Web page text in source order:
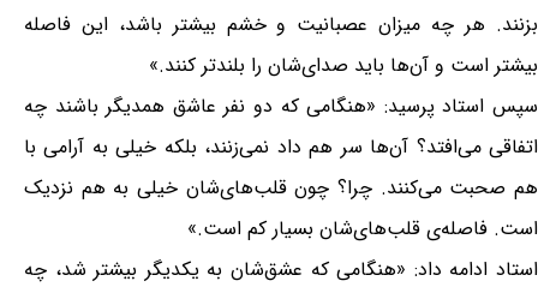
بزنند. هر چه میزان عصبانیت و خشم بیشتر باشد، این فاصله
بیشتر است و آن‌ها باید صدای‌شان را بلندتر کنند.»
سپس استاد پرسید: «هنگامى که دو نفر عاشق همدیگر باشند چه
اتفاقى می‌افتد؟ آن‌ها سر هم داد نمی‌زنند، بلکه خیلى به آرامى با
هم صحبت می‌کنند. چرا؟ چون قلب‌های‌شان خیلى به هم نزدیک
است. فاصله‌ی قلب‌های‌شان بسیار کم است.»
استاد ادامه داد: «هنگامى که عشق‌شان به یکدیگر بیشتر شد، چه